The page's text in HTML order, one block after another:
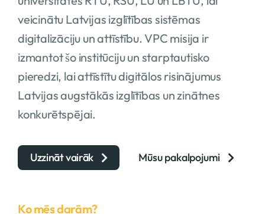
veicinātu Latvijas izglītības sistēmas
digitalizāciju un attīstību. VPC misija ir
izmantot šo institūciju un starptautisko
pieredzi, lai attīstītu digitālos risinājumus
Latvijas augstākās izglītības un zinātnes
konkurētspējai.
Uzzināt vairāk Mūsu pakalpojumi
Ko mēs darām?